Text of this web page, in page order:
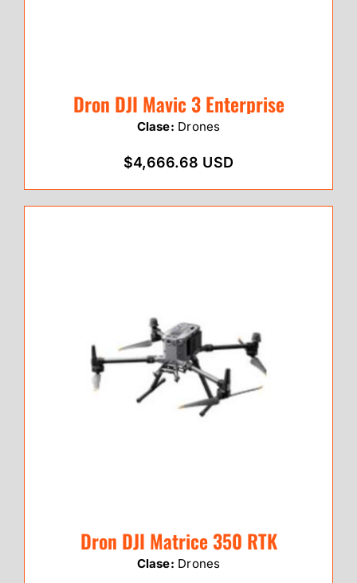
Dron DJI Mavic 3 Enterprise
Clase: Drones
$4,666.68 USD
Dron DJI Matrice 350 RTK
Clase: Drones